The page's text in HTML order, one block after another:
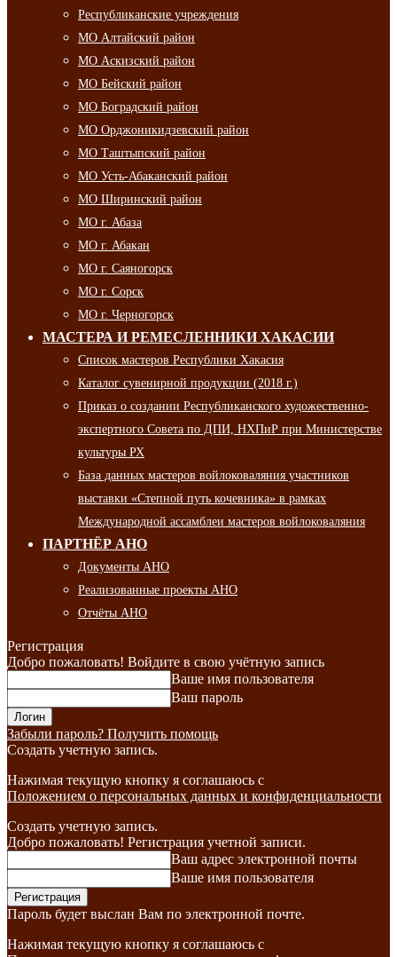
Республиканские учреждения
МО Алтайский район
МО Аскизский район
МО Бейский район
МО Боградский район
МО Орджоникидзевский район
МО Таштыпский район
МО Усть-Абаканский район
МО Ширинский район
МО г. Абаза
МО г. Абакан
МО г. Саяногорск
МО г. Сорск
МО г. Черногорск
МАСТЕРА И РЕМЕСЛЕННИКИ ХАКАСИИ
Список мастеров Республики Хакасия
Каталог сувенирной продукции (2018 г.)
Приказ о создании Республиканского художественно-
экспертного Совета по ДПИ, НХПиР при Министерстве
культуры РХ
База данных мастеров войлоковаляния участников
выставки «Степной путь кочевника» в рамках
Международной ассамблеи мастеров войлоковаляния
ПАРТНЁР АНО
Документы АНО
Реализованные проекты АНО
Отчёты АНО
Регистрация
Добро пожаловать! Войдите в свою учётную запись
Ваше имя пользователя
Ваш пароль
Забыли пароль? Получить помощь
Создать учетную запись.
Нажимая текущую кнопку я соглашаюсь с
Положением о персональных данных и конфиденциальности
Создать учетную запись.
Добро пожаловать! Регистрация учетной записи.
Ваш адрес электронной почты
Ваше имя пользователя
Пароль будет выслан Вам по электронной почте.
Нажимая текущую кнопку я соглашаюсь с